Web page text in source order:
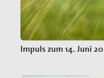
Impuls zum 14. Juni